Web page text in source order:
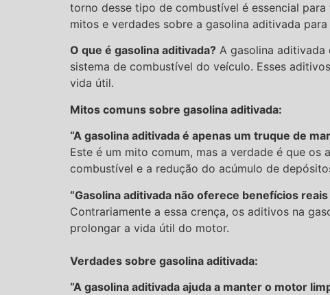
torno desse tipo de combustível é essencial
mitos e verdades sobre a gasolina aditivada
O que é gasolina aditivada? A gasolina
sistema de combustível do veículo. Esses
vida útil.
Mitos comuns sobre gasolina aditivada:
“A gasolina aditivada é apenas um truque de
Este é um mito comum, mas a verdade é que
combustível e a redução do acúmulo de
“Gasolina aditivada não oferece benefícios
Contrariamente a essa crença, os aditivos na
prolongar a vida útil do motor.
Verdades sobre gasolina aditivada:
“A gasolina aditivada ajuda a manter o motor